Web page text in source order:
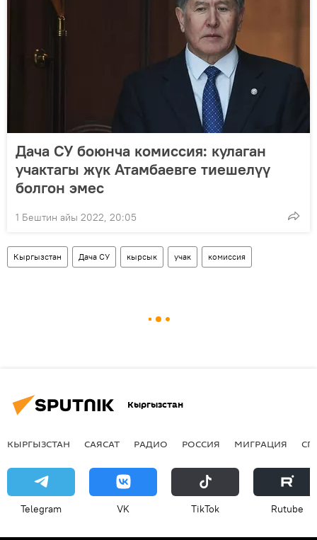
Дача СУ боюнча комиссия: кулаган
учактагы жүк Атамбаевге тиешелүү
болгон эмес
1 Бештин айы 2022, 20:05
Кыргызстан Дача СУ кырсык учак комиссия
Кыргызстан
КЫРГЫЗСТАН САЯСАТ РАДИО РОССИЯ МИГРАЦИЯ
Telegram VK ТikТоk Rutube